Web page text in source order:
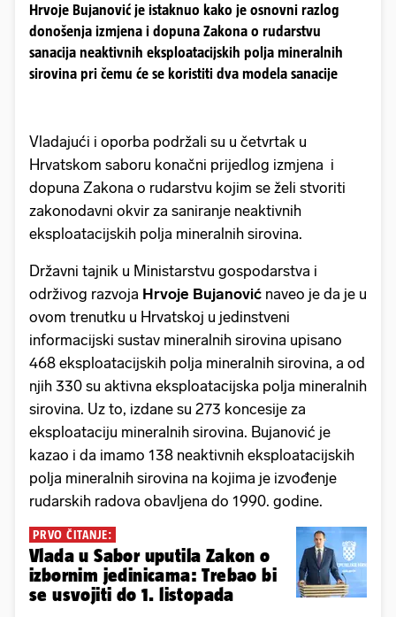
Hrvoje Bujanović je istaknuo kako je osnovni razlog
donošenja izmjena i dopuna Zakona o rudarstvu
sanacija neaktivnih eksploatacijskih polja mineralnih
sirovina pri čemu će se koristiti dva modela sanacije
Vladajući i oporba podržali su u četvrtak u
Hrvatskom saboru konačni prijedlog izmjena i
dopuna Zakona o rudarstvu kojim se želi stvoriti
zakonodavni okvir za saniranje neaktivnih
eksploatacijskih polja mineralnih sirovina.
Državni tajnik u Ministarstvu gospodarstva i
održivog razvoja Hrvoje Bujanović naveo je da je u
ovom trenutku u Hrvatskoj u jedinstveni
informacijski sustav mineralnih sirovina upisano
468 eksploatacijskih polja mineralnih sirovina, a od
njih 330 su aktivna eksploatacijska polja mineralnih
sirovina. Uz to, izdane su 273 koncesije za
eksploataciju mineralnih sirovina. Bujanović je
kazao i da imamo 138 neaktivnih eksploatacijskih
polja mineralnih sirovina na kojima je izvođenje
rudarskih radova obavljena do 1990. godine.
PRVO ČITANJE:
Vlada u Sabor uputila Zakon o
izbornim jedinicama: Trebao bi
se usvojiti do 1. listopada